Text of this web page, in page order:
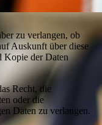
zu verlangen, ob
Auskunft über diese
Kopie der Daten
Recht, die
oder die
Daten zu verlangen.